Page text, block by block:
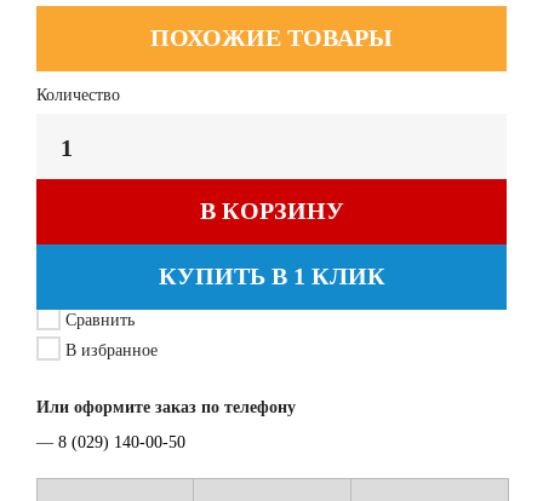
ПОХОЖИЕ ТОВАРЫ
Количество
В КОРЗИНУ
КУПИТЬ В 1 КЛИК
Сравнить
В избранное
Или оформите заказ по телефону
— 8 (029) 140-00-50